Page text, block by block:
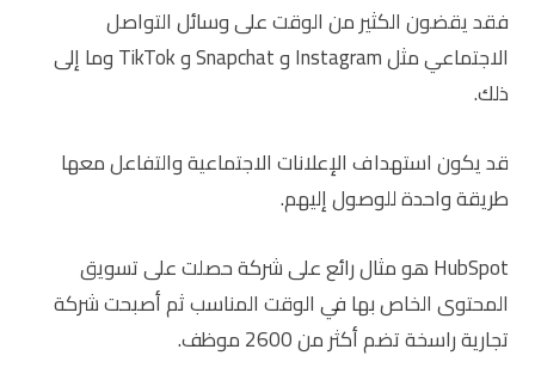
فقد يقضون الكثير من الوقت على وسائل التواصل
الاجتماعي مثل Instagram و Snapchat و TikTok وما إلى
ذلك.
قد يكون استهداف الإعلانات الاجتماعية والتفاعل معها
طريقة واحدة للوصول إليهم.
HubSpot هو مثال رائع على شركة حصلت على تسويق
المحتوى الخاص بها في الوقت المناسب ثم أصبحت شركة
تجارية راسخة تضم أكثر من 2600 موظف.